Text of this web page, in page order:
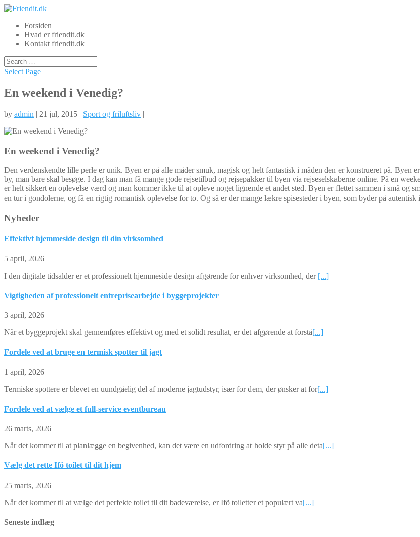
Forsiden
Hvad er friendit.dk
Kontakt friendit.dk
Select Page
En weekend i Venedig?
by admin | 21 jul, 2015 | Sport og friluftsliv |
En weekend i Venedig?
Den verdenskendte lille perle er unik. Byen er på alle måder smuk, magisk og helt fantastisk i måden den er konstrueret på. Byen
by, man bare skal besøge. I dag kan man få mange gode rejsetilbud og rejsepakker til byen via rejseselskaberne online. På en
er helt sikkert en oplevelse værd og man kommer ikke til at opleve noget lignende et andet sted. Byen er flettet sammen i små og
en tur i gondolerne, og få en rigtig romantisk oplevelse for to. Og så er der mange lækre spisesteder i byen, som byder på autentisk
Nyheder
Effektivt hjemmeside design til din virksomhed
5 april, 2026
I den digitale tidsalder er et professionelt hjemmeside design afgørende for enhver virksomhed, der [...]
Vigtigheden af professionelt entreprisearbejde i byggeprojekter
3 april, 2026
Når et byggeprojekt skal gennemføres effektivt og med et solidt resultat, er det afgørende at forstå[...]
Fordele ved at bruge en termisk spotter til jagt
1 april, 2026
Termiske spottere er blevet en uundgåelig del af moderne jagtudstyr, især for dem, der ønsker at for[...]
Fordele ved at vælge et full-service eventbureau
26 marts, 2026
Når det kommer til at planlægge en begivenhed, kan det være en udfordring at holde styr på alle deta[...]
Vælg det rette Ifö toilet til dit hjem
25 marts, 2026
Når det kommer til at vælge det perfekte toilet til dit badeværelse, er Ifö toiletter et populært va[...]
Seneste indlæg